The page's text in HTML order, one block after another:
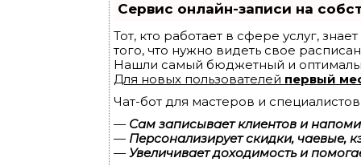
Сервис онлайн-записи на
Тот, кто работает в сфере услуг,
того, что нужно видеть свое
Нашли самый бюджетный и
Для новых пользователей первый
Чат-бот для мастеров и
— Сам записывает клиентов и
— Персонализирует скидки, чаевые,
— Увеличивает доходимость и